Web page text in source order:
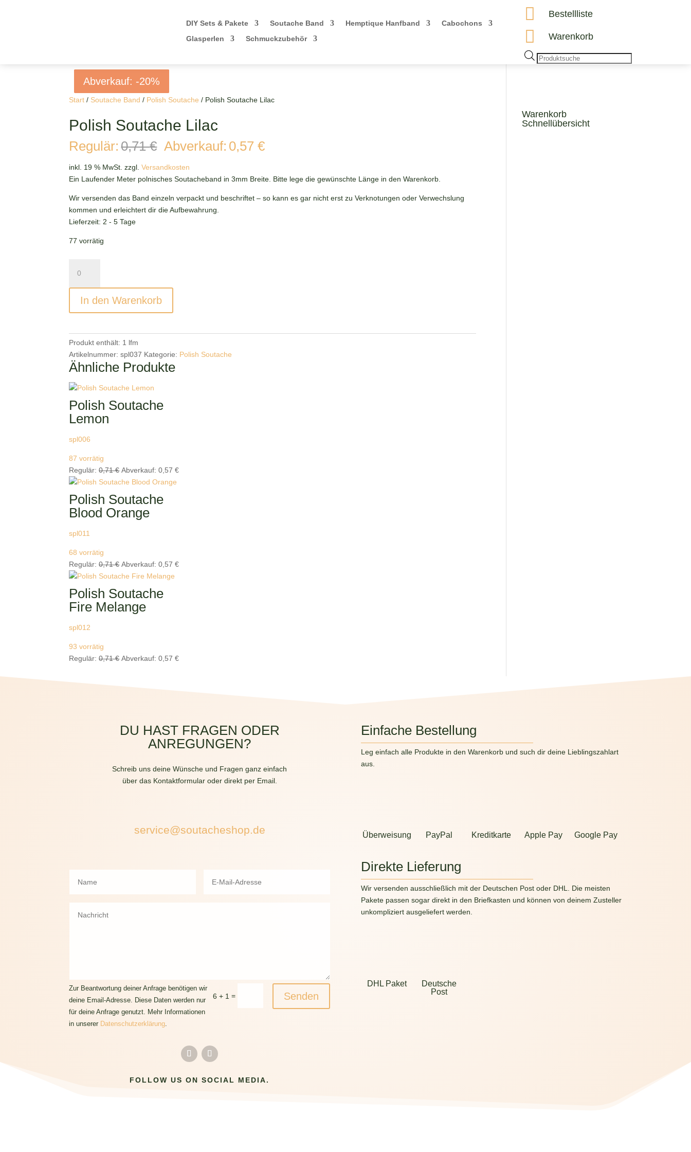
DIY Sets & Pakete Soutache Band Hemptique Hanfband
Cabochons
Glasperlen
Schmuckzubehör
 Bestellliste
 Warenkorb
Products
Start / Soutache Band / Polish Soutache / Polish Soutache Lilac
Abverkauf: -20%
Polish Soutache Lilac
Regulär: 0,71€ Ursprünglicher
war:
0,71 €
Abverkauf: 0,57€Aktueller
0,57 €.
inkl. 19 % MwSt. zzgl.Versandkosten
Ein Laufender Meter polnisches Soutacheband in 3mm Breite. Bitte lege die gewünschte Länge in den Warenkorb.
Wir versenden das Band einzeln verpackt und beschriftet – so kann es gar nicht erst zu Verknotungen oder Verwechslung
kommen und erleichtert dir die Aufbewahrung.
Lieferzeit: 2 - 5 Tage
77 vorrätig
Soutache
Lilac
MengeIn den Warenkorb
Produkt enthält: 1 lfm
Artikelnummer:spl037 Kategorie: Polish Soutache
Ähnliche Produkte
Abverkauf: -20%
Polish Soutache
Lemon
spl006
87 vorrätig
Regulär: 0,71€ Ursprünglicher
Preis
0,71 €
Abverkauf: 0,57€Aktueller
Abverkauf: -20%
Polish Soutache
Blood Orange
spl011
68 vorrätig
Regulär: 0,71€ Ursprünglicher
Preis
0,71 €
Abverkauf: 0,57€Aktueller
Abverkauf: -20%
Polish Soutache
Fire Melange
spl012
93 vorrätig
Regulär: 0,71€ Ursprünglicher
Abverkauf: 0,57€Aktueller
0,57 €.
Warenkorb
Schnellübersicht
DU HAST FRAGEN ODER
ANREGUNGEN?
Schreib uns deine Wünsche und Fragen ganz einfach
über das Kontaktformular oder direkt per Email.
service@soutacheshop.de
6 + 1 = Senden
Zur Beantwortung deiner Anfrage benötigen wir
deine Email-Adresse. Diese Daten werden nur
für deine Anfrage genutzt. Mehr Informationen
in unserer Datenschutzerklärung.
FOLLOW US ON SOCIAL MEDIA.
Einfache Bestellung
Leg einfach alle Produkte in den Warenkorb und such dir deine Lieblingszahlart
aus.
Überweisung PayPal Kreditkarte Apple Pay Google Pay
Direkte Lieferung
Wir versenden ausschließlich mit der Deutschen Post oder DHL. Die meisten
Pakete passen sogar direkt in den Briefkasten und können von deinem Zusteller
unkompliziert ausgeliefert werden.
DHL Paket
Deutsche
Post